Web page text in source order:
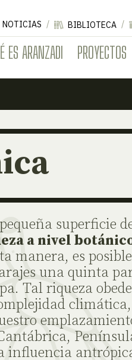
ES ARANZADI PROYECTOS
NOTICIAS BIBLIOTECA
superficie
a nivel
manera, es posible
una quinta
Tal riqueza
influencia